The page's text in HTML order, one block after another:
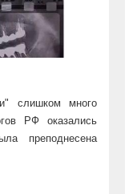
слишком много
РФ оказались
преподнесена